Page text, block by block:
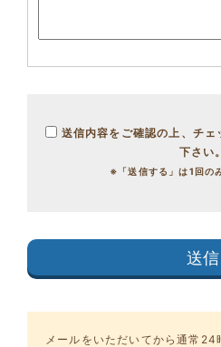
送信内容をご確認の上、チェ
下さい。
※「送信する」は1回の
メールをいただいてから通常24